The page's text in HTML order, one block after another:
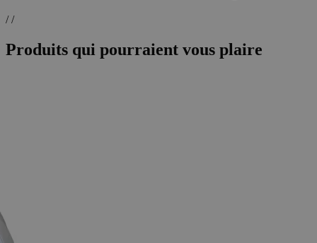
/ /
Produits qui pourraient vous plaire